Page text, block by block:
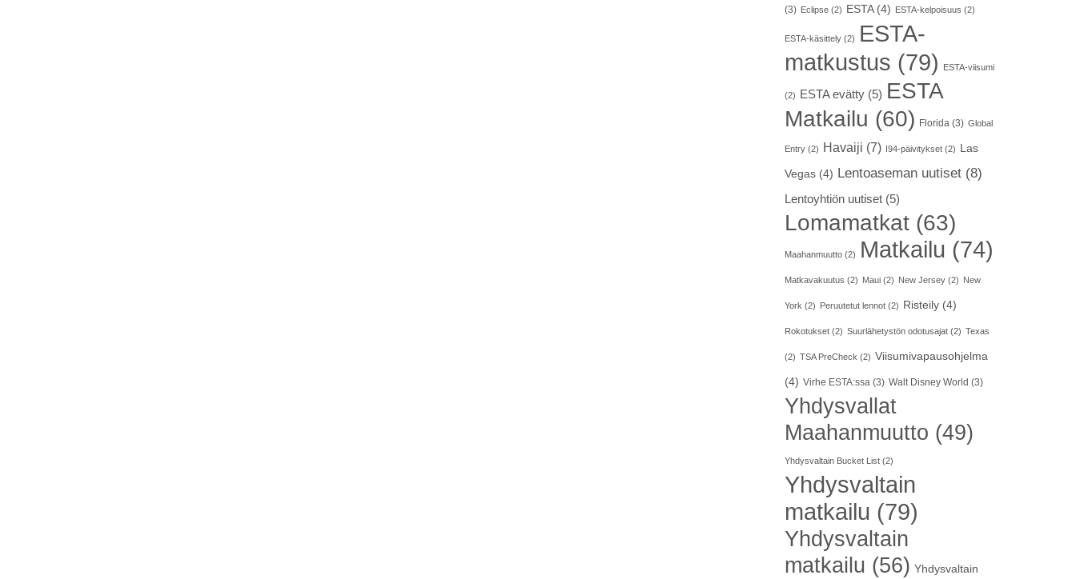
(3) Eclipse(2) ESTA(4) ESTA-kelpoisuus (2)
ESTA-käsittely(2)
ESTA-
matkustus (79) ESTA-viisumi
(2) ESTA evätty(5) ESTA
Matkailu (60) Florida(3) Global
Entry(2) Havaiji (7) I94-päivitykset(2) Las
Vegas(4) Lentoaseman uutiset(8)
Lentoyhtiön uutiset(5)
Lomamatkat(63)
Maahanmuutto(2) Matkailu (74)
Matkavakuutus (2) Maui(2) New Jersey(2) New
York (2) Peruutetut lennot(2) Risteily(4)
Rokotukset(2) Suurlähetystön odotusajat(2) Texas
(2) TSA PreCheck (2) Viisumivapausohjelma
(4) Virhe ESTA:ssa(3) Walt Disney World (3)
Yhdysvallat
Maahanmuutto (49)
Yhdysvaltain Bucket List(2)
Yhdysvaltain
matkailu (79)
Yhdysvaltain
matkailu (56) Yhdysvaltain